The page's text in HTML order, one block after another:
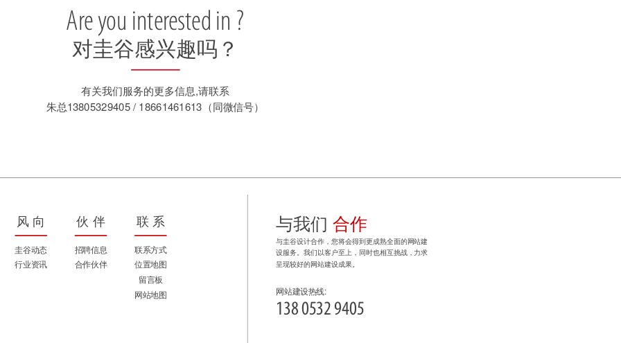
Are you interested in ?
对圭谷感兴趣吗？
有关我们服务的更多信息,请联系
朱总13805329405 / 18661461613（同微信号）
与我们 合作
与圭谷设计合作，您将会得到更成熟全面的网站建
设服务。我们以客户至上，同时也相互挑战，力求
呈现较好的网站建设成果。
网站建设热线:
138 0532 9405
风 向
圭谷动态
行业资讯
伙 伴
招聘信息
合作伙伴
联 系
联系方式
位置地图
留言板
网站地图